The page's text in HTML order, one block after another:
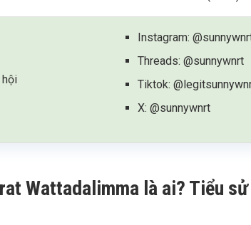
hội
Instagram:
Threads: @sunnywnrt
Tiktok:
X: @sunnywnrt
Wattadalimma là ai? Tiểu